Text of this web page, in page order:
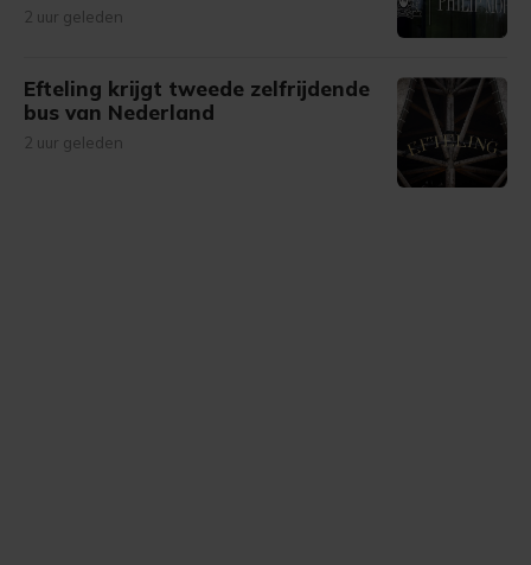
2 uur geleden
Efteling krijgt tweede zelfrijdende
bus van Nederland
2 uur geleden